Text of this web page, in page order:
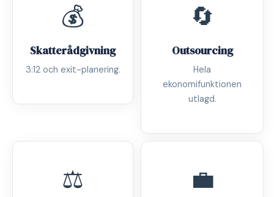
💰
Skatterådgivning
3:12 och exit-planering.
🔄
Outsourcing
Hela
ekonomifunktionen
utlagd.
⚖️ 💼